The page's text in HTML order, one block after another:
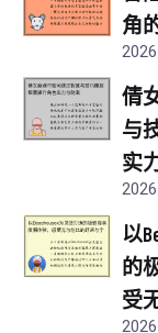
角
倩
与
实
以
的
受